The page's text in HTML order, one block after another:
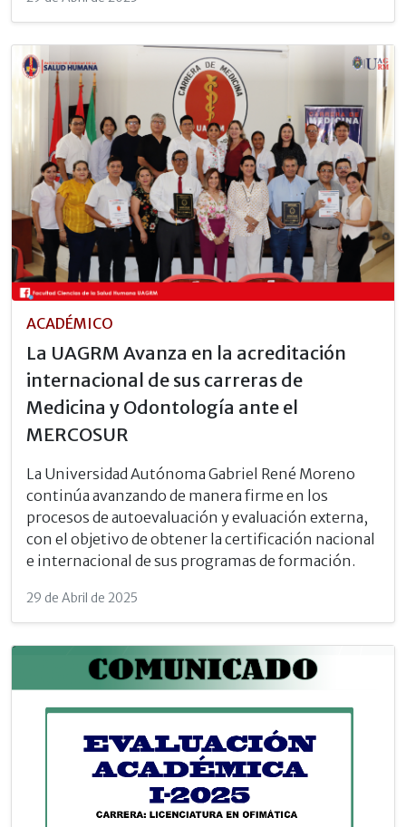
ACADÉMICO
La UAGRM Avanza en la acreditación
internacional de sus carreras de
Medicina y Odontología ante el
MERCOSUR
La Universidad Autónoma Gabriel René Moreno
continúa avanzando de manera firme en los
procesos de autoevaluación y evaluación externa,
con el objetivo de obtener la certificación nacional
e internacional de sus programas de formación.
29 de Abril de 2025